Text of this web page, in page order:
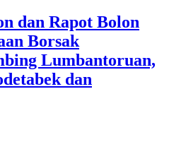
dan Rapot Bolon
Borsak
Lumbantoruan,
dan